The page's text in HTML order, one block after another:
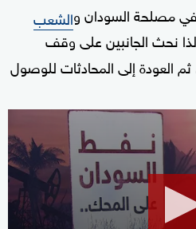
مصلحة السودان والشعب
نحث الجانبين على وقف
ثم العودة إلى المحادثات للوصول
seconds
of
1
minute,